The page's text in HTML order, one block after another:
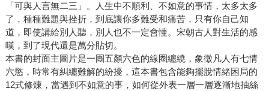
「可與人言無二三」。人生中不順利、不如意的事情，太多太多
了，種種難題與挫折，到底讓你多難受和痛苦，只有你自己知
道，即使講給別人聽，別人也不一定會懂。宋朝古人對生活的感
嘆，到了現代還是萬分貼切。
本書的封面主圖片是一團五顏六色的線圈纏繞，象徵凡人有七情
六慾，時常有糾纏難解的紛擾，這本書包含能夠擺脫情緒困局的
12式修煉，當遇到不如意的事，如何從外表一層一層逐漸地抽絲